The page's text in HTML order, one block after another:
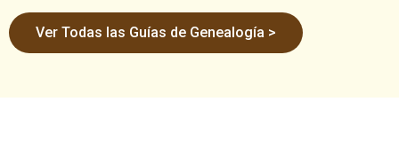
Ver Todas las Guías de Genealogía >